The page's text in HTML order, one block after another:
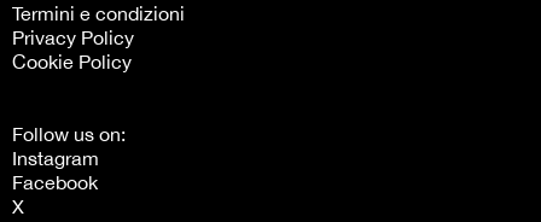
Termini e condizioni
Privacy Policy
Cookie Policy
Follow us on:
Instagram
Facebook
X